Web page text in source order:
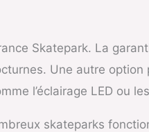
Skatepark. La
Une autre
l’éclairage LED ou
skateparks